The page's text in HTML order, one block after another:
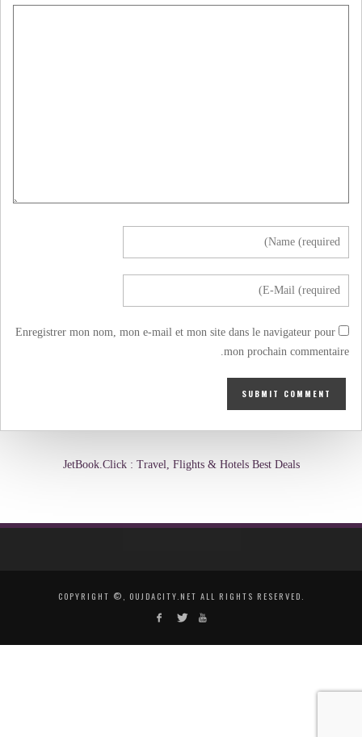
Enregistrer mon nom, mon e-mail et mon site dans le navigateur pour
mon prochain commentaire.
JetBook.Click : Travel, Flights & Hotels Best Deals
COPYRIGHT ©, OUJDACITY.NET ALL RIGHTS RESERVED.